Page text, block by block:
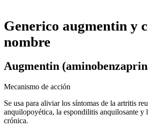
Generico augmentin y
nombre
Augmentin
Mecanismo de acción
Se usa para aliviar los síntomas de la artritis
anquilopoyética, la espondilitis anquilosante y
crónica.